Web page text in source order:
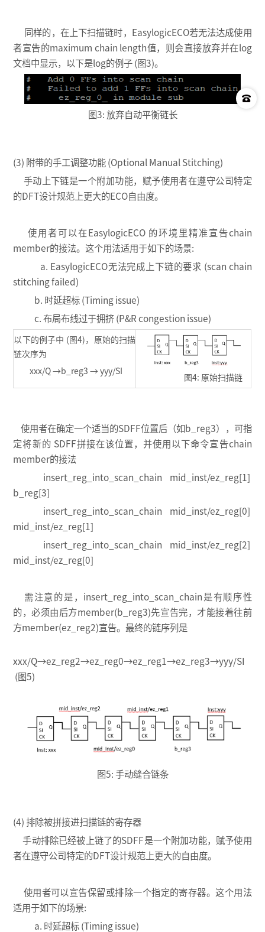
同样的，在上下扫描链时，EasylogicECO若无法达成使用
者宣告的maximum chain length值，则会直接放弃并在log
文档中显示，以下是log的例子 (图3)。
图3: 放弃自动平衡链长
(3) 附带的手工调整功能 (Optional Manual Stitching)
手动上下链是一个附加功能，赋予使用者在遵守公司特定
的DFT设计规范上更大的ECO自由度。
使用者可以在EasylogicECO 的环境里精准宣告chain
member的接法。这个用法适用于如下的场景:
a. EasylogicECO无法完成上下链的要求 (scan chain
stitching failed)
b. 时延超标 (Timing issue)
c. 布局布线过于拥挤 (P&R congestion issue)
以下的例子中 (图4)，原始的扫描
链次序为
xxx/Q →b_reg3 → yyy/SI
图4: 原始扫描链
使用者在确定一个适当的SDFF位置后（如b_reg3），可指
定将新的 SDFF拼接在该位置，并使用以下命令宣告chain
member的接法
insert_reg_into_scan_chain mid_inst/ez_reg[1]
b_reg[3]
insert_reg_into_scan_chain mid_inst/ez_reg[0]
mid_inst/ez_reg[1]
insert_reg_into_scan_chain mid_inst/ez_reg[2]
mid_inst/ez_reg[0]
需注意的是，insert_reg_into_scan_chain是有顺序性
的，必须由后方member(b_reg3)先宣告完，才能接着往前
方member(ez_reg2)宣告。最终的链序列是
xxx/Q→ez_reg2→ez_reg0→ez_reg1→ez_reg3→yyy/SI
(图5)
图5: 手动缝合链条
(4) 排除被拼接进扫描链的寄存器
手动排除已经被上链了的SDFF是一个附加功能，赋予使用
者在遵守公司特定的DFT设计规范上更大的自由度。
使用者可以宣告保留或排除一个指定的寄存器。这个用法
适用于如下的场景:
a. 时延超标 (Timing issue)